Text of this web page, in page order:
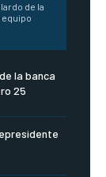
de la
la banca
25